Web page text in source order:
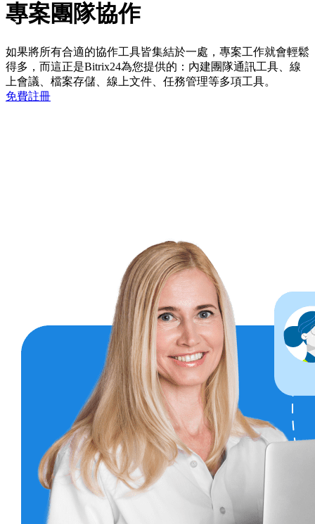
專案團隊協作
如果將所有合適的協作工具皆集結於一處，專案工作就會輕鬆
得多，而這正是Bitrix24為您提供的：內建團隊通訊工具、線
上會議、檔案存儲、線上文件、任務管理等多項工具。
免費註冊